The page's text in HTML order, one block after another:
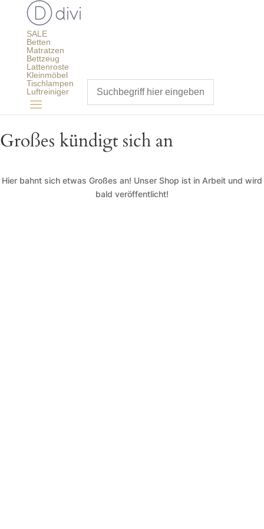
SALE
Betten
Matratzen
Bettzeug
Lattenroste
Kleinmöbel
Tischlampen
Luftreiniger
Großes kündigt sich an
Hier bahnt sich etwas Großes an! Unser Shop ist in Arbeit und wird
bald veröffentlicht!